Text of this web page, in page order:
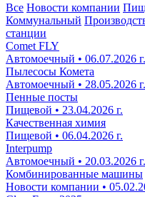
Все Новости компании
Коммунальный
станции
Comet FLY
Автомоечный • 06.07.2026 г.
Пылесосы Комета
Автомоечный • 28.05.2026 г.
Пенные посты
Пищевой • 23.04.2026 г.
Качественная химия
Пищевой • 06.04.2026 г.
Interpump
Автомоечный • 20.03.2026 г.
Комбинированные машины
Новости компании •